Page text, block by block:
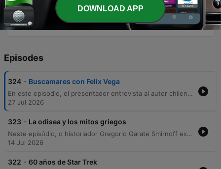
del dibujante para imitar diversos estilos
artísticos según la necesidad editorial.
Episodes
324 - Buscamares con Felix Vega
En este episodio, el presentador entrevista al autor chileno Félix Vega sobre su nueva novela en prosa, 'El mar viene a buscarnos'. La conversación explora la conexión temática entre su obra y la fauna marina, específicamente las ballenas jorobadas, y cómo su experiencia previa en la narrativa gráfica influyó en la estructura visual de su escritura. El diálogo profundiza en las fuentes de inspiración de Vega, que incluyen recuerdos de infancia, pesadillas marinas y referentes culturales. Además, se repasa el legado de la revista Mampato, la efervescencia cultural en Chile y la trayectoria artística del padre del entrevistado, analizando la evolución del estilo artístico y la identidad editorial en la región.
27 Jul 2026
323 - La odisea y los mitos griegos
Neste episódio, o historiador Gregorio Garate Smirnoff explora a profundidade da Odisseia de Homero e sua importância cultural, abordando desde a tradição oral até as novas adaptações cinematográficas de Christopher Nolan. A conversa mergulha na natureza dos mitos, analisando temas como a jornada do herói, o simbolismo de figuras como Penélope e a distinção entre a força de Aquiles e a astúcia de Odisseu. A discussão também percorre as bases históricas da Guerra de Troia e a Idade do Bronze, debatendo polêmicas de representação moderna e a influência da mitologia grega na cultura pop contemporânea. O episódio encerra traçando paralelos entre os arquétipos clássicos e figuras históricas, conectando o saber antigo às narrativas que moldam a civilização ocidental.
14 Jul 2026
322 - 60 años de Star Trek
DOWNLOAD APP